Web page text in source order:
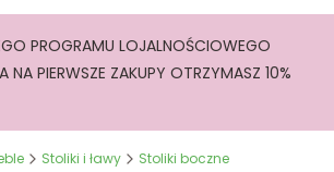
PROGRAMU LOJALNOŚCIOWEGO
A NA PIERWSZE ZAKUPY OTRZYMASZ 10%
Stoliki i ławy Stoliki boczne